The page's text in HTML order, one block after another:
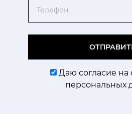
Даю согласие на
персональных